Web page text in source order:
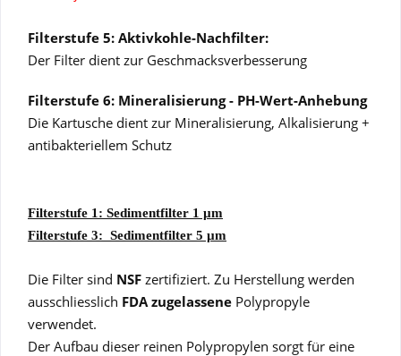
Filterstufe 5: Aktivkohle-Nachfilter:
Der Filter dient zur Geschmacksverbesserung
Filterstufe 6: Mineralisierung - PH-Wert-Anhebung
Die Kartusche dient zur Mineralisierung, Alkalisierung +
antibakteriellem Schutz
Filterstufe 1: Sedimentfilter 1 µm
Filterstufe 3: Sedimentfilter 5 µm
Die Filter sind NSF zertifiziert. Zu Herstellung werden
ausschliesslich FDA zugelassene Polypropyle
verwendet.
Der Aufbau dieser reinen Polypropylen sorgt für eine